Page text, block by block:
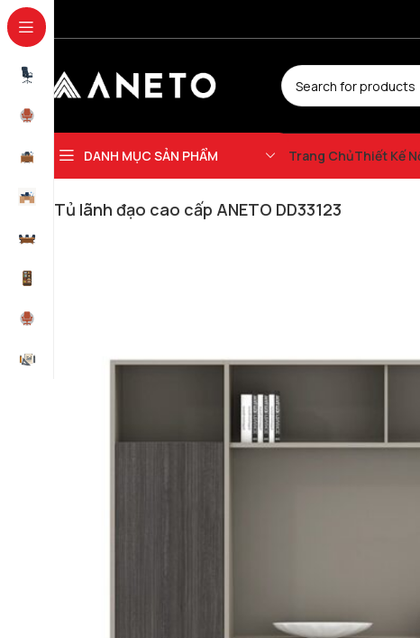
DANH MỤC SẢN PHẨM Trang ChủThiết Kế
Tủ lãnh đạo cao cấp ANETO DD33123